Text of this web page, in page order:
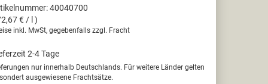
40040700
€ / l )
inkl. MwSt, gegebenfalls zzgl. Fracht
2-4 Tage
nur innerhalb Deutschlands. Für weitere Länder gelten
ausgewiesene Frachtsätze.